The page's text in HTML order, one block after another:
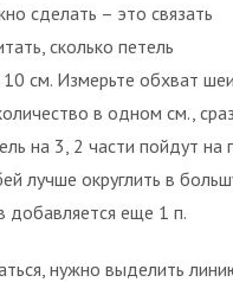
сделать – это связать
сколько петель
см. Измерьте обхват
в одном см.,
на 3, 2 части пойдут на
лучше округлить в
добавляется еще 1 п.
нужно выделить